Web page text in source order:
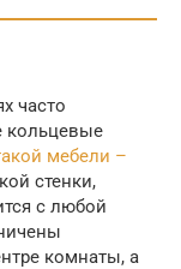
часто
кольцевые
мебели –
стенки,
с любой
комнаты, а